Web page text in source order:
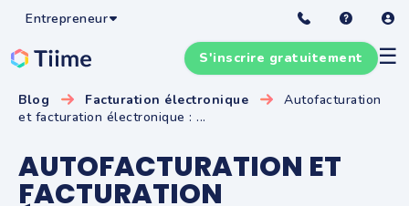
Entrepreneur
☰
S'inscrire gratuitement
Blog Facturation électronique
Autofacturation
et facturation électronique : ...
AUTOFACTURATION ET
FACTURATION